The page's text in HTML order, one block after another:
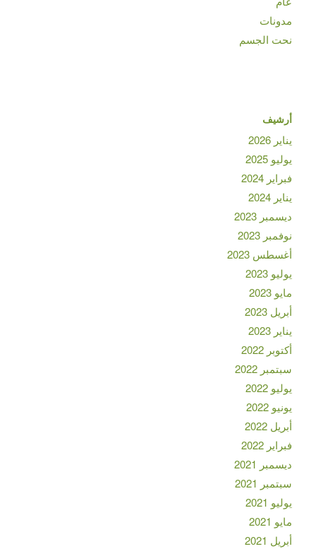
مدونات
نحت الجسم
أرشيف
يناير 2026
يوليو 2025
فبراير 2024
يناير 2024
ديسمبر 2023
نوفمبر 2023
أغسطس 2023
يوليو 2023
مايو 2023
أبريل 2023
يناير 2023
أكتوبر 2022
سبتمبر 2022
يوليو 2022
يونيو 2022
أبريل 2022
فبراير 2022
ديسمبر 2021
سبتمبر 2021
يوليو 2021
مايو 2021
أبريل 2021